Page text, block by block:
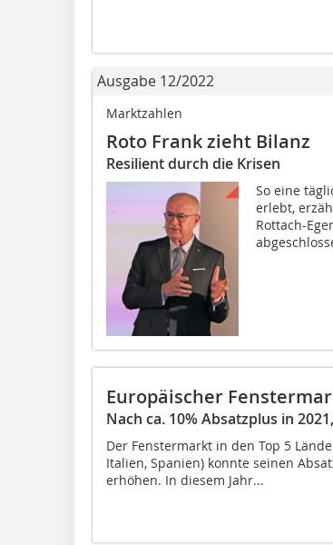
Ausgabe 12/2022
Marktzahlen
Roto Frank zieht Bilanz
Resilient durch die Krisen
So eine
erlebt,
Rottach-
Europäischer
Nach ca. 10% Absatzplus in
Der Fenstermarkt in den Top 5
Italien, Spanien) konnte seinen
erhöhen. In diesem Jahr...